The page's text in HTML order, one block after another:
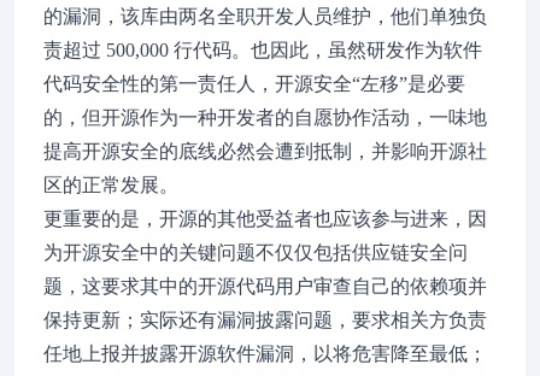
的漏洞，该库由两名全职开发人员维护，他们单独负
责超过 500,000 行代码。也因此，虽然研发作为软件
代码安全性的第一责任人，开源安全“左移”是必要
的，但开源作为一种开发者的自愿协作活动，一味地
提高开源安全的底线必然会遭到抵制，并影响开源社
区的正常发展。
更重要的是，开源的其他受益者也应该参与进来，因
为开源安全中的关键问题不仅仅包括供应链安全问
题，这要求其中的开源代码用户审查自己的依赖项并
保持更新；实际还有漏洞披露问题，要求相关方负责
任地上报并披露开源软件漏洞，以将危害降至最低；